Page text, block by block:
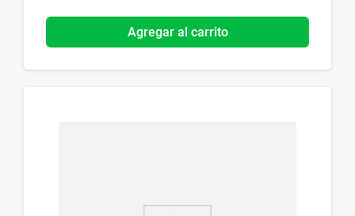
Agregar al carrito